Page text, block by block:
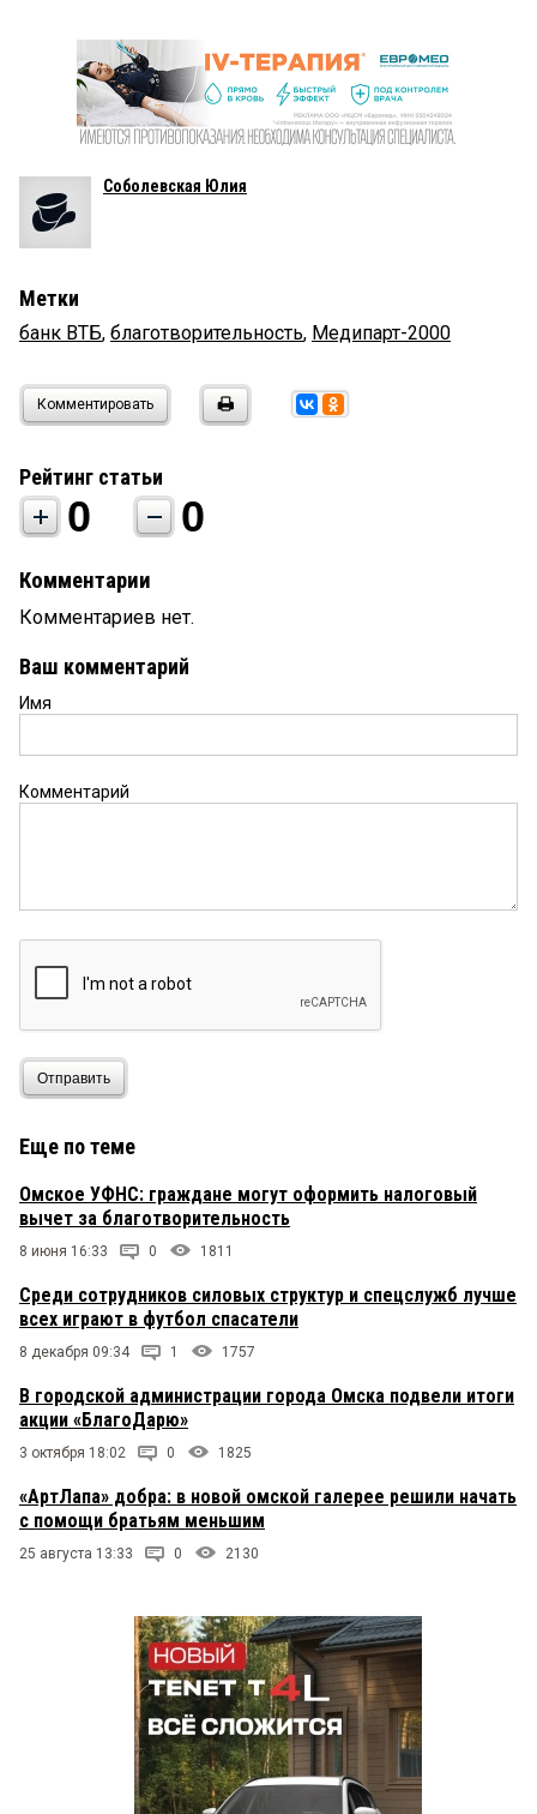
Соболевская Юлия
Метки
банк ВТБ, благотворительность, Медипарт-2000
Комментировать
Рейтинг статьи
0 0
Комментарии
Комментариев нет.
Ваш комментарий
Имя
Комментарий
Отправить
Еще по теме
Омское УФНС: граждане могут оформить налоговый
вычет за благотворительность
8 июня 16:33 0 1811
Среди сотрудников силовых структур и спецслужб лучше
всех играют в футбол спасатели
8 декабря 09:34 1 1757
В городской администрации города Омска подвели итоги
акции «БлагоДарю»
3 октября 18:02 0 1825
«АртЛапа» добра: в новой омской галерее решили начать
с помощи братьям меньшим
25 августа 13:33 0 2130